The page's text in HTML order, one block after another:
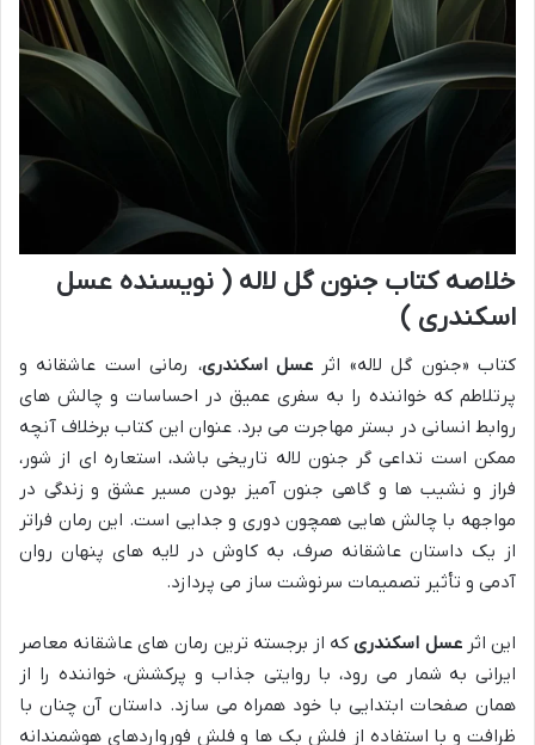
خلاصه کتاب جنون گل لاله ( نویسنده عسل
اسکندری )
کتاب «جنون گل لاله» اثر عسل اسکندری، رمانی است عاشقانه و
پرتلاطم که خواننده را به سفری عمیق در احساسات و چالش های
روابط انسانی در بستر مهاجرت می برد. عنوان این کتاب برخلاف آنچه
ممکن است تداعی گر جنون لاله تاریخی باشد، استعاره ای از شور،
فراز و نشیب ها و گاهی جنون آمیز بودن مسیر عشق و زندگی در
مواجهه با چالش هایی همچون دوری و جدایی است. این رمان فراتر
از یک داستان عاشقانه صرف، به کاوش در لایه های پنهان روان
آدمی و تأثیر تصمیمات سرنوشت ساز می پردازد.
این اثرعسل اسکندریکه از برجسته ترین رمان های عاشقانه معاصر
ایرانی به شمار می رود، با روایتی جذاب و پرکشش، خواننده را از
همان صفحات ابتدایی با خود همراه می سازد. داستان آن چنان با
ظرافت و با استفاده از فلش بک ها و فلش فورواردهای هوشمندانه